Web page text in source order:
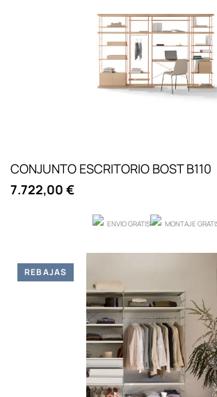
CONJUNTO ESCRITORIO BOST B110
7.722,00 €
ENVIO GRATIS MONTAJE
REBAJAS